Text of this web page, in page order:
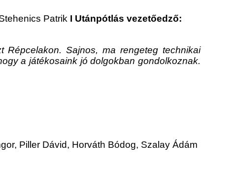
Patrik I Utánpótlás vezetőedző:
Sajnos, ma rengeteg technikai
a játékosaink jó dolgokban gondolkoznak.
Piller Dávid, Horváth Bódog, Szalay Ádám